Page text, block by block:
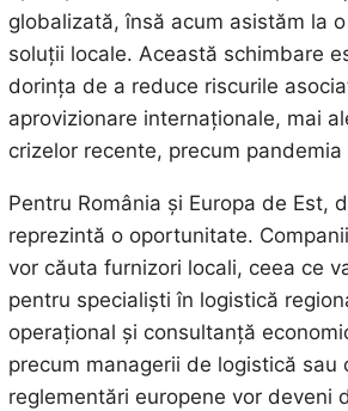
globalizată, însă acum asistăm la
soluții locale. Această schimbare
dorința de a reduce riscurile
aprovizionare internaționale, mai
crizelor recente, precum pandemia
Pentru România și Europa de Est,
reprezintă o oportunitate.
vor căuta furnizori locali, ceea ce
pentru specialiști în logistică
operațional și consultanță
precum managerii de logistică sau
reglementări europene vor deveni